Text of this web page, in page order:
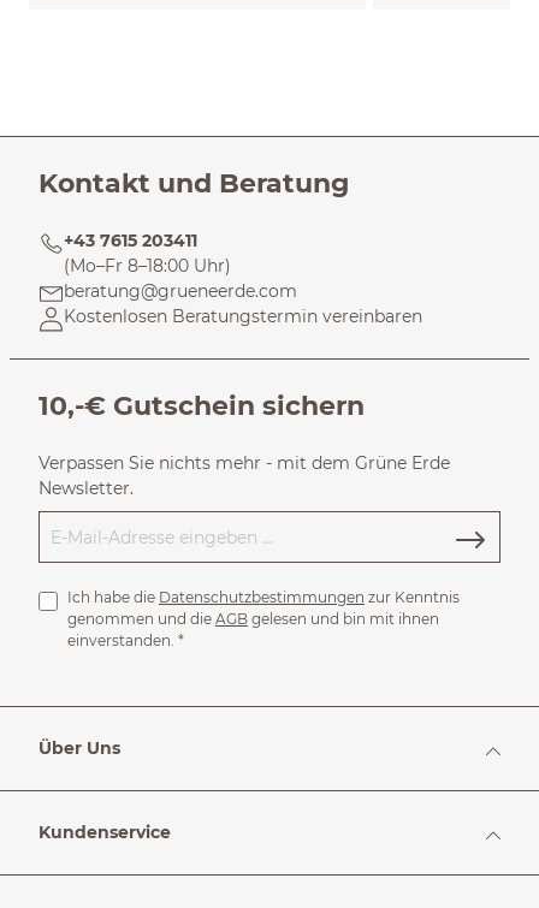
Kontakt und Beratung
+43 7615 203411
(Mo–Fr 8–18:00 Uhr)
beratung@grueneerde.com
Kostenlosen Beratungstermin vereinbaren
10,-€ Gutschein sichern
Verpassen Sie nichts mehr - mit dem Grüne Erde
Newsletter.
Ich habe die Datenschutzbestimmungen zur Kenntnis
genommen und die AGB gelesen und bin mit ihnen
einverstanden. *
Über Uns
Kundenservice